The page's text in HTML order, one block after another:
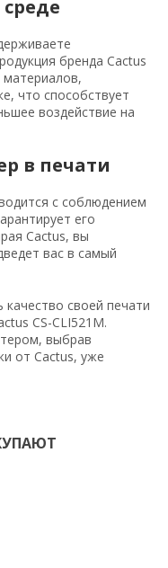
бренда Cactus
материалов,
что способствует
воздействие на
в печати
с соблюдением
его
Cactus, вы
вас в самый
своей печати
CS-CLI521M.
выбрав
от Cactus, уже